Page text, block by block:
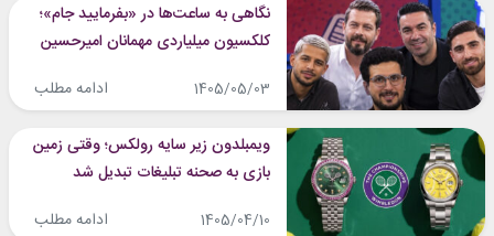
نگاهی به ساعت‌ها در «بفرمایید جام»؛
کلکسیون میلیاردی مهمانان امیرحسین
1405/05/03 ادامه مطلب
ویمبلدون زیر سایه رولکس؛ وقتی زمین
بازی به صحنه تبلیغات تبدیل شد
1405/04/10 ادامه مطلب